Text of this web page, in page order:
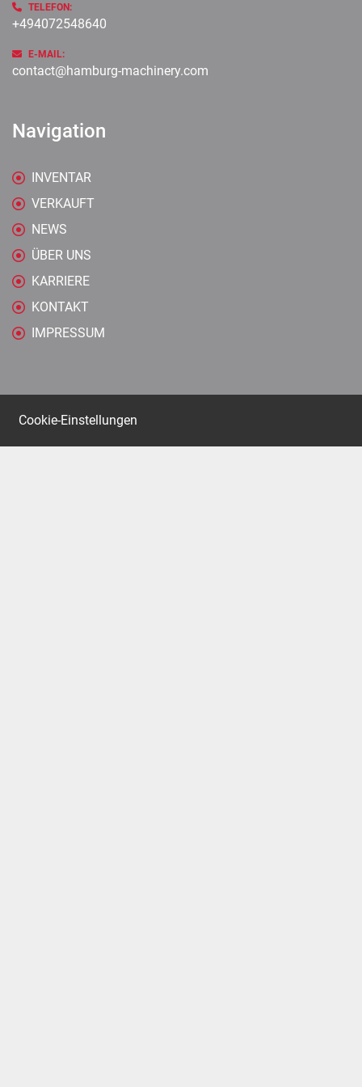
TELEFON:
+494072548640
E-MAIL:
contact@hamburg-machinery.com
Navigation
INVENTAR
VERKAUFT
NEWS
ÜBER UNS
KARRIERE
KONTAKT
IMPRESSUM
Cookie-Einstellungen